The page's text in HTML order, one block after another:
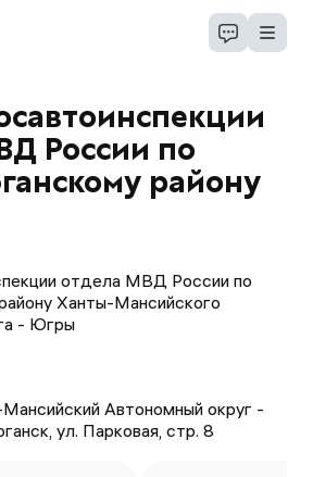
России по
району
отдела МВД России по
Ханты-Мансийского
- Югры
Автономный округ -
ул. Парковая, стр. 8